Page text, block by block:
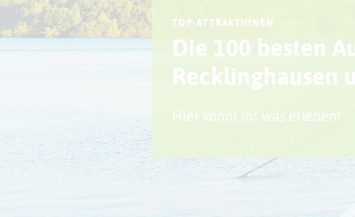
TOP-ATTRAKTIONEN
Die 100 besten
Recklinghausen
Hier könnt ihr was erleben!